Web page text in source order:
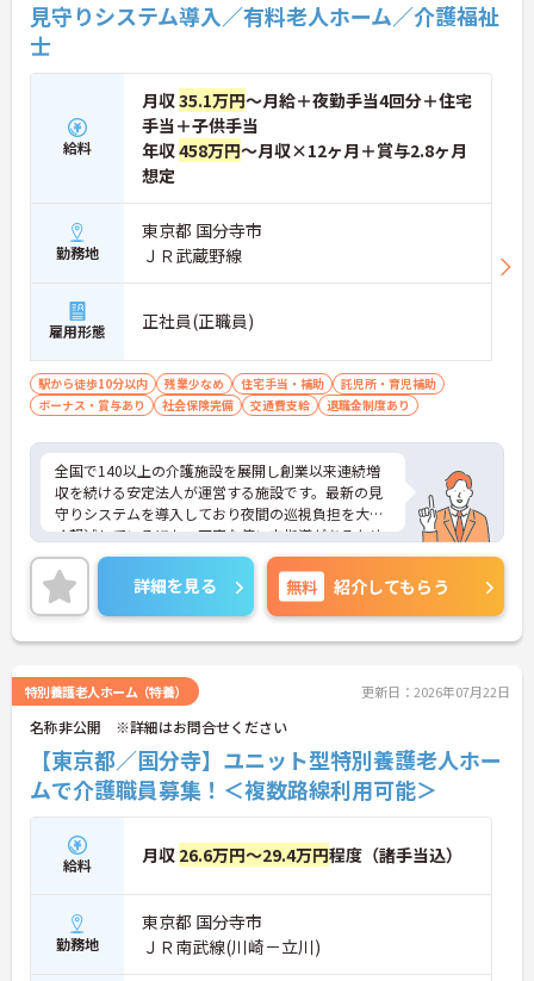
手間を大きく軽減しています
・機器の導入にあたっては誰でも使いこなせるよう
【生活を支える充実の福利厚生】
・住宅手当や子供手当などご家族の生活もサポート
する手当を完備しています
・1食300円で施設と同じ食事が食べられる食事補助
制度を利用できます ・徒歩や自転車の通勤手当も用
見守りシステム導入／有料老人ホーム／介護福祉
士
給料
月収35.1万円～月給＋夜勤手当4回分＋住宅
手当＋子供手当
年収458万円～月収×12ヶ月＋賞与2.8ヶ月
想定
勤務地
東京都 国分寺市
ＪＲ武蔵野線
雇用形態 正社員(正職員)
駅から徒歩10分以内 残業少なめ 住宅手当・補助
託児所・育児補助
ボーナス・賞与あり
社会保険完備 交通費支給 退職金制度あり
全国で140以上の介護施設を展開し創業以来連続増
収を続ける安定法人が運営する施設です。最新の見
守りシステムを導入しており夜間の巡視負担を大き
く軽減しているほか、丁寧な使い方指導があるため
安心して業務を始められます。月平均残業10時間程
度、住宅手当や子供手当、1食300円の食事補助など
生活を支える福利厚生が大変充実しています。『ハ
タラクエール2023』の認証も取得しており、資格取
得支援や職種別研修制度を通じて着実なキャリアア
分に活かし、ご自身の生活も大切にしながら長期的
に活躍できるおすすめの環境です。
★おすすめPOINT★
【安定した経営基盤とキャリア支援】
・全国140以上の施設を展開し連続増収を続ける安
定法人が運営しています
・資格取得支援や職種別研修制度があり有資格者の
スキルアップを応援しています
・資格手当や処遇改善手当が充実！昇格実績もあり
頑張りがしっかり評価される風通しの良い環境です
【最新設備による負担軽減と働きやすさ】
・最新の見守りシステム導入により夜勤時の巡視の
詳細を見る 無料 紹介してもらう
特別養護老人ホーム（特養） 更新日：2026年07月22日
名称非公開 ※詳細はお問合せください
【東京都／国分寺】ユニット型特別養護老人ホー
ムで介護職員募集！＜複数路線利用可能＞
給料 月収 26.6万円～29.4万円程度（諸手当込）
勤務地
東京都 国分寺市
ＪＲ南武線(川崎－立川)